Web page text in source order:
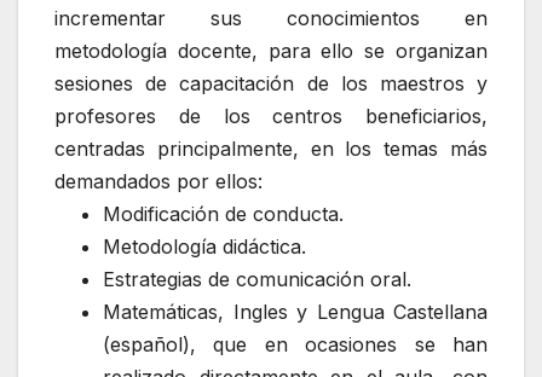
incrementar sus conocimientos en
metodología docente, para ello se organizan
sesiones de capacitación de los maestros y
profesores de los centros beneficiarios,
centradas principalmente, en los temas más
demandados por ellos:
Modificación de conducta.
Metodología didáctica.
Estrategias de comunicación oral.
Matemáticas, Ingles y Lengua Castellana
(español), que en ocasiones se han